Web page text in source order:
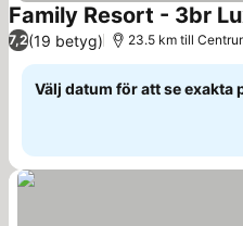
Family Resort - 3br
7,2(19 betyg) 23.5 km till
Välj datum för att se exakta